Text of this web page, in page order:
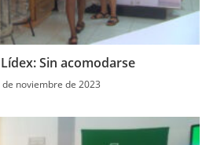
Sin acomodarse
de noviembre de 2023